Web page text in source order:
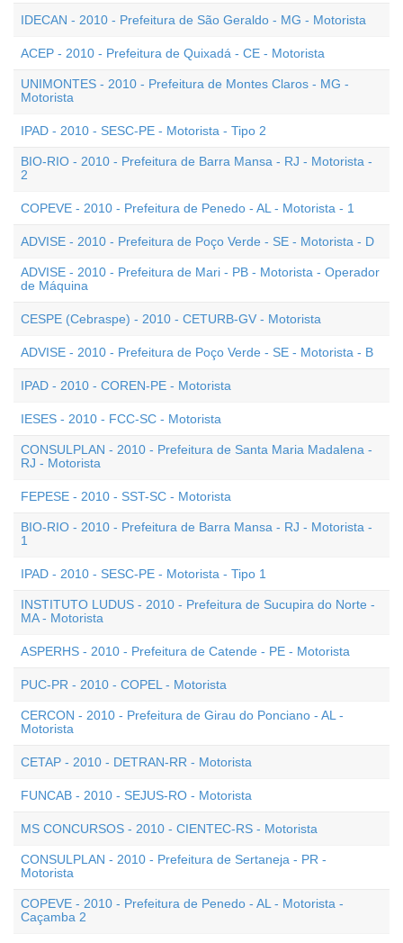
IDECAN - 2010 - Prefeitura de São Geraldo - MG - Motorista
ACEP - 2010 - Prefeitura de Quixadá - CE - Motorista
UNIMONTES - 2010 - Prefeitura de Montes Claros - MG -
Motorista
IPAD - 2010 - SESC-PE - Motorista - Tipo 2
BIO-RIO - 2010 - Prefeitura de Barra Mansa - RJ - Motorista -
2
COPEVE - 2010 - Prefeitura de Penedo - AL - Motorista - 1
ADVISE - 2010 - Prefeitura de Poço Verde - SE - Motorista - D
ADVISE - 2010 - Prefeitura de Mari - PB - Motorista - Operador
de Máquina
CESPE (Cebraspe) - 2010 - CETURB-GV - Motorista
ADVISE - 2010 - Prefeitura de Poço Verde - SE - Motorista - B
IPAD - 2010 - COREN-PE - Motorista
IESES - 2010 - FCC-SC - Motorista
CONSULPLAN - 2010 - Prefeitura de Santa Maria Madalena -
RJ - Motorista
FEPESE - 2010 - SST-SC - Motorista
BIO-RIO - 2010 - Prefeitura de Barra Mansa - RJ - Motorista -
1
IPAD - 2010 - SESC-PE - Motorista - Tipo 1
INSTITUTO LUDUS - 2010 - Prefeitura de Sucupira do Norte -
MA - Motorista
ASPERHS - 2010 - Prefeitura de Catende - PE - Motorista
PUC-PR - 2010 - COPEL - Motorista
CERCON - 2010 - Prefeitura de Girau do Ponciano - AL -
Motorista
CETAP - 2010 - DETRAN-RR - Motorista
FUNCAB - 2010 - SEJUS-RO - Motorista
MS CONCURSOS - 2010 - CIENTEC-RS - Motorista
CONSULPLAN - 2010 - Prefeitura de Sertaneja - PR -
Motorista
COPEVE - 2010 - Prefeitura de Penedo - AL - Motorista -
Caçamba 2